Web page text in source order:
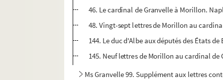
46. Le cardinal de Granvelle à Morillon.
48. Vingt-sept lettres de Morillon au
144. Le duc d'Albe aux députés des États
145. Neuf lettres de Morillon au cardinal
Ms Granvelle 99. Supplément aux lettres